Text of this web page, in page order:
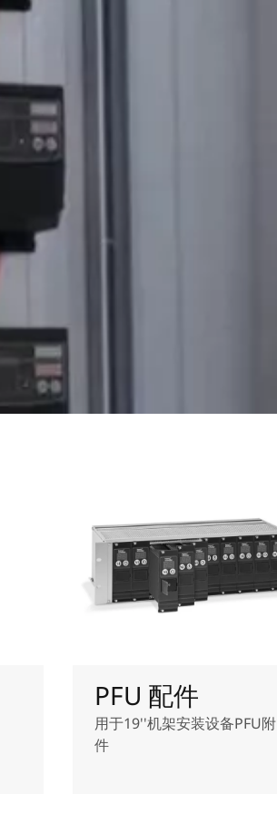
PFU 配件
用于19''机架安装设备PFU附
件